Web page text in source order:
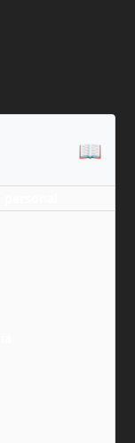
📖